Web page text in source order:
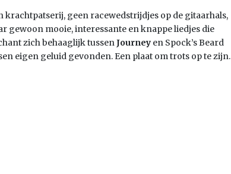
krachtpatserij, geen racewedstrijdjes op de gitaarhals,
gewoon mooie, interessante en knappe liedjes die
zich behaaglijk tussenJourney en Spock’s Beard
eigen geluid gevonden. Een plaat om trots op te zijn.